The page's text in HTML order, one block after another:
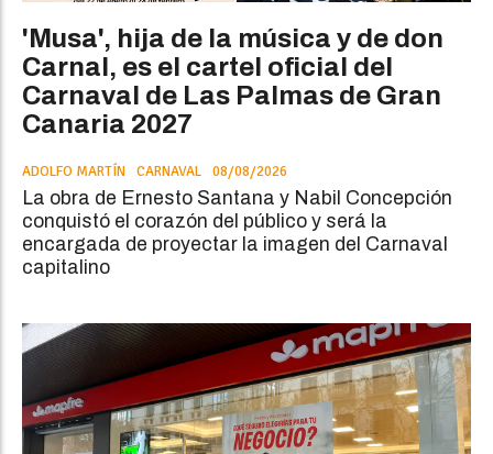
'Musa', hija de la música y de don
Carnal, es el cartel oficial del
Carnaval de Las Palmas de Gran
Canaria 2027
ADOLFO MARTÍN CARNAVAL 08/08/2026
La obra de Ernesto Santana y Nabil Concepción
conquistó el corazón del público y será la
encargada de proyectar la imagen del Carnaval
capitalino